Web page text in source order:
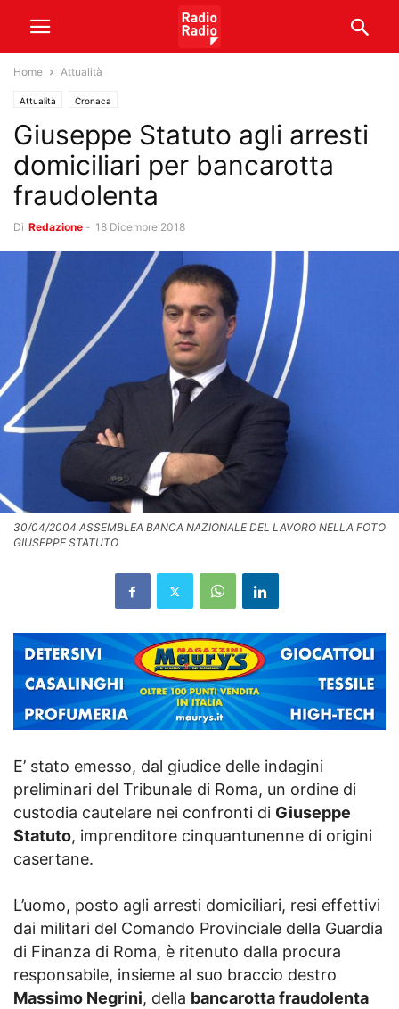
Home Attualità
Attualità Cronaca
Giuseppe Statuto agli arresti
domiciliari per bancarotta
fraudolenta
Di Redazione - 18 Dicembre 2018
30/04/2004 ASSEMBLEA BANCA NAZIONALE DEL LAVORO NELLA FOTO
GIUSEPPE STATUTO
E’ stato emesso, dal giudice delle indagini
preliminari del Tribunale di Roma, un ordine di
custodia cautelare nei confronti di Giuseppe
Statuto, imprenditore cinquantunenne di origini
casertane.
L’uomo, posto agli arresti domiciliari, resi effettivi
dai militari del Comando Provinciale della Guardia
di Finanza di Roma, è ritenuto dalla procura
responsabile, insieme al suo braccio destro
Massimo Negrini, della bancarotta fraudolenta